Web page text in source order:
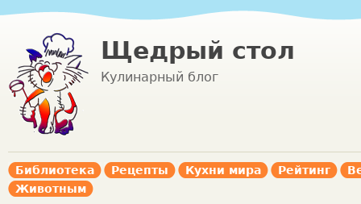
Щедрый стол
Кулинарный блог
Библиотека Рецепты Кухни мира Рейтинг
Животным